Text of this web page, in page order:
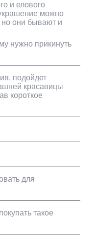
и елового
можно
но они бывают и
нужно прикинуть
подойдет
красавицы
короткое
для
такое